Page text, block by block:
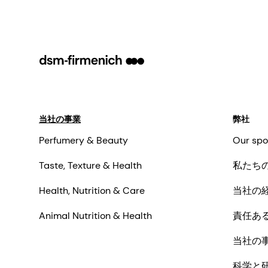
当社の事業
Perfumery & Beauty
Taste, Texture & Health
Health, Nutrition & Care
Animal Nutrition & Health
弊社
Our
私たち
当社の
責任あ
当社の